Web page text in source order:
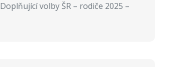
Doplňující volby ŠR – rodiče 2025 –